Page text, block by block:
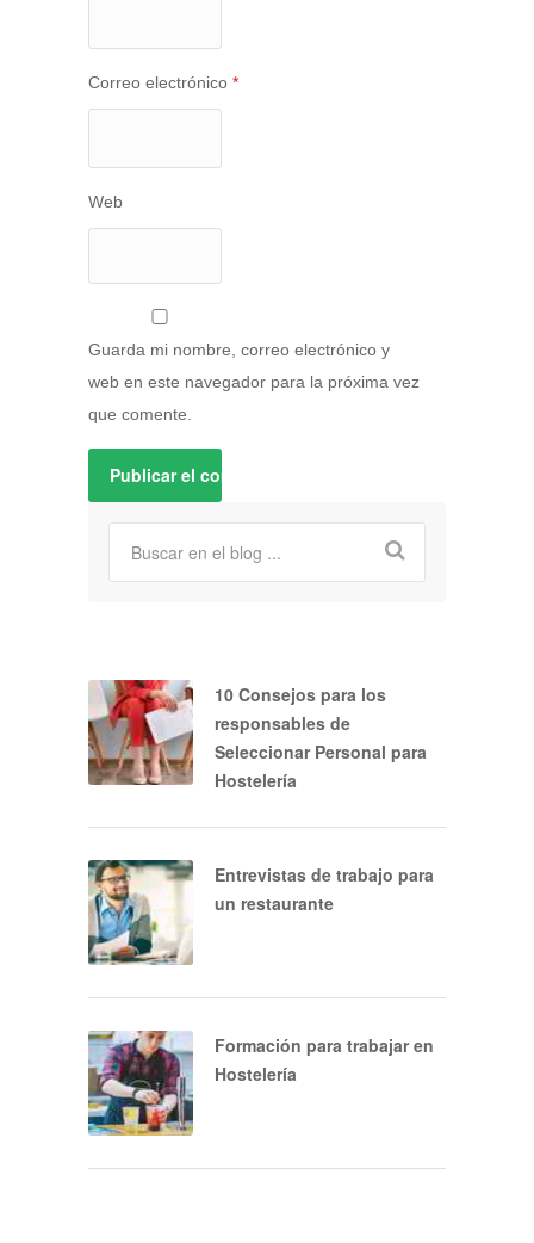
Correo electrónico *
Web
Guarda mi nombre, correo electrónico y
web en este navegador para la próxima vez
que comente.
10 Consejos para los
responsables de
Seleccionar Personal para
Hostelería
Entrevistas de trabajo para
un restaurante
Formación para trabajar en
Hostelería